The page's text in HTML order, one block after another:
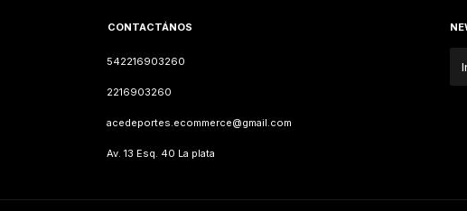
CONTACTÁNOS
542216903260
2216903260
acedeportes.ecommerce@gmail.com
Av. 13 Esq. 40 La plata